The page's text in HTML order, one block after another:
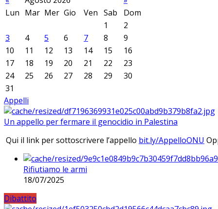
Lun Mar Mer Gio Ven Sab
Dom
1
2
3
4 5 6 7 8
9
10
11 12 13 14 15
16
17
18 19 20 21 22
23
24
25 26 27 28 29
30
31
Appelli
Un appello per fermare il genocidio in Palestina
Qui il link per sottoscrivere l’appello bit.ly/AppelloONU
Rifiutiamo le armi
18/07/2025
Dibattito